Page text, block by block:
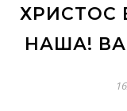
ХРИСТОС
НАША!